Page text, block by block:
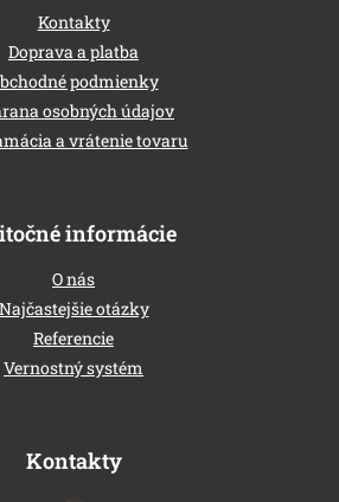
Kontakty
Doprava a platba
podmienky
osobných údajov
a vrátenie tovaru
informácie
O nás
Najčastejšie otázky
Referencie
Vernostný systém
Kontakty